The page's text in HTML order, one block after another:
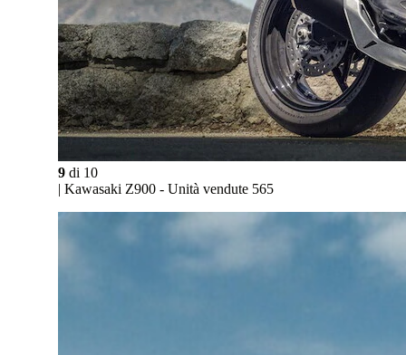
9 di 10
| Kawasaki Z900 - Unità vendute 565